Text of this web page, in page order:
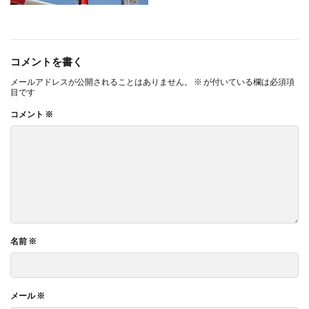
コメントを書く
メールアドレスが公開されることはありません。 ※ が付いている欄は必須項
目です
コメント ※
名前 ※
メール※